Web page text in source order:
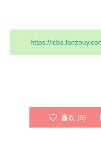
https://
喜欢 (5)